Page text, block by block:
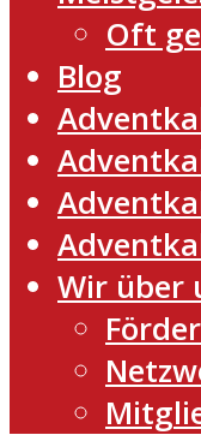
Oft
Blog
Wir über